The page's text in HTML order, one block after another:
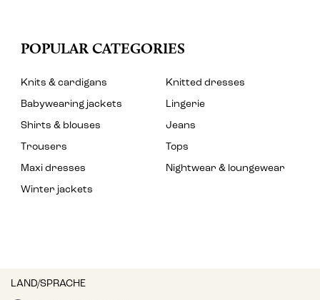
POPULAR CATEGORIES
Knits & cardigans
Knitted dresses
Babywearing jackets
Lingerie
Shirts & blouses
Jeans
Trousers
Tops
Maxi dresses
Nightwear & loungewear
Winter jackets
LAND/SPRACHE